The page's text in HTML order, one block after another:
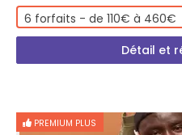
6 forfaits - de 110€ à 460€
Détail et
PREMIUM PLUS